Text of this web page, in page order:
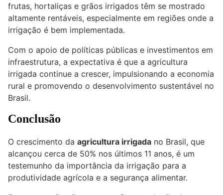
frutas, hortaliças e grãos irrigados têm se mostrado
altamente rentáveis, especialmente em regiões onde a
irrigação é bem implementada.
Com o apoio de políticas públicas e investimentos em
infraestrutura, a expectativa é que a agricultura
irrigada continue a crescer, impulsionando a economia
rural e promovendo o desenvolvimento sustentável no
Brasil.
Conclusão
O crescimento da agricultura irrigada no Brasil, que
alcançou cerca de 50% nos últimos 11 anos, é um
testemunho da importância da irrigação para a
produtividade agrícola e a segurança alimentar.